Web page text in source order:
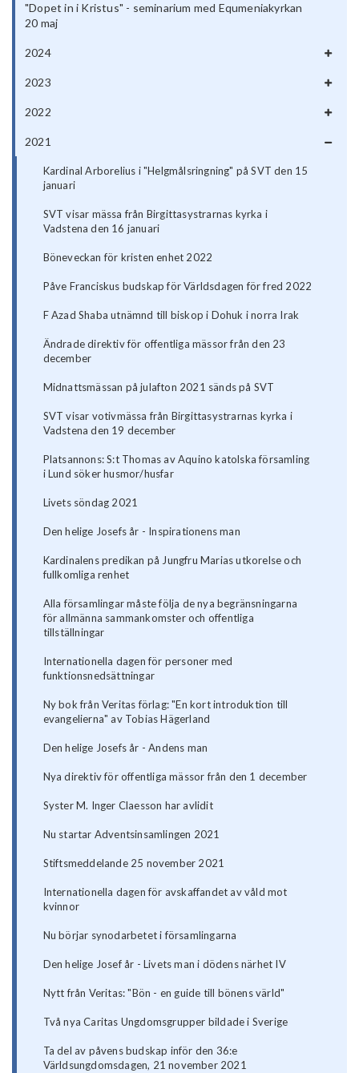
"Dopet in i Kristus" - seminarium med Equmeniakyrkan
20 maj
2024
2023
2022
2021
Kardinal Arborelius i "Helgmålsringning" på SVT den 15
januari
SVT visar mässa från Birgittasystrarnas kyrka i
Vadstena den 16 januari
Böneveckan för kristen enhet 2022
Påve Franciskus budskap för Världsdagen för fred 2022
F Azad Shaba utnämnd till biskop i Dohuk i norra Irak
Ändrade direktiv för offentliga mässor från den 23
december
Midnattsmässan på julafton 2021 sänds på SVT
SVT visar votivmässa från Birgittasystrarnas kyrka i
Vadstena den 19 december
Platsannons: S:t Thomas av Aquino katolska församling
i Lund söker husmor/husfar
Livets söndag 2021
Den helige Josefs år - Inspirationens man
Kardinalens predikan på Jungfru Marias utkorelse och
fullkomliga renhet
Alla församlingar måste följa de nya begränsningarna
för allmänna sammankomster och offentliga
tillställningar
Internationella dagen för personer med
funktionsnedsättningar
Ny bok från Veritas förlag: "En kort introduktion till
evangelierna" av Tobias Hägerland
Den helige Josefs år - Andens man
Nya direktiv för offentliga mässor från den 1 december
Syster M. Inger Claesson har avlidit
Nu startar Adventsinsamlingen 2021
Stiftsmeddelande 25 november 2021
Internationella dagen för avskaffandet av våld mot
kvinnor
Nu börjar synodarbetet i församlingarna
Den helige Josef år - Livets man i dödens närhet IV
Nytt från Veritas: "Bön - en guide till bönens värld"
Två nya Caritas Ungdomsgrupper bildade i Sverige
Ta del av påvens budskap inför den 36:e
Världsungdomsdagen, 21 november 2021